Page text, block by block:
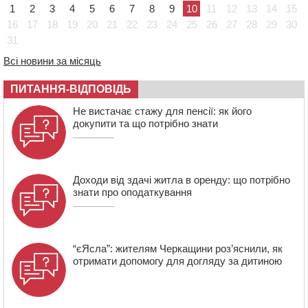
(ФОТО)
19:34 На Уманщині суд припинив право оренди земельних
19:00 Вихователька з Черкас і дві педагогині з області
стали фіналістками Global Teacher Prize Ukraine 2026
18:23
Зарядка, йога, сапи та нові знайомства: у Черкасах
закрили сезон літнього табору для людей поважного
віку
1
2 3 4 5 6 7 8 9 10 11 12 13 14
15
16
17 18 19 20 21 22 23 24 25 26 27 28 29
30
31
Всі новини за місяць
ПИТАННЯ-ВІДПОВІДЬ
Не вистачає стажу для пенсії: як його
докупити та що потрібно знати
Доходи від здачі житла в оренду: що потрібно
знати про оподаткування
“єЯсла”: жителям Черкащини роз’яснили, як
отримати допомогу для догляду за дитиною